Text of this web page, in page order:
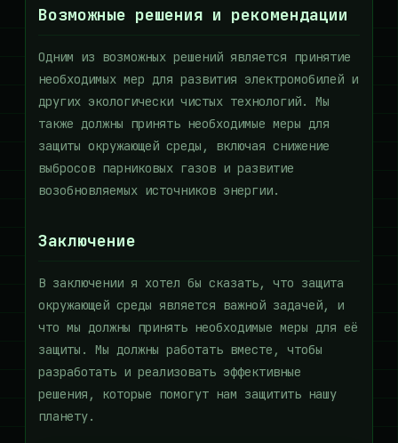
Возможные решения и рекомендации
Одним из возможных решений является принятие
необходимых мер для развития электромобилей и
других экологически чистых технологий. Мы
также должны принять необходимые меры для
защиты окружающей среды, включая снижение
выбросов парниковых газов и развитие
возобновляемых источников энергии.
Заключение
В заключении я хотел бы сказать, что защита
окружающей среды является важной задачей, и
что мы должны принять необходимые меры для её
защиты. Мы должны работать вместе, чтобы
разработать и реализовать эффективные
решения, которые помогут нам защитить нашу
планету.